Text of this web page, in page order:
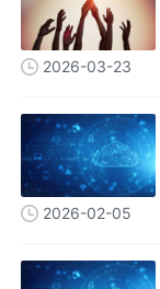
2026-03-23
2026-02-05